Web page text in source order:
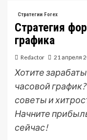
Стратегии Forex
Стратегия
графика
Redactor 21 апреля
Хотите
часовой
советы и
Начните
сейчас!